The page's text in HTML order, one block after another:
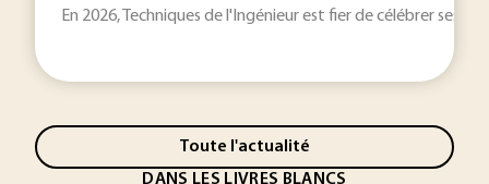
En 2026, Techniques de l'Ingénieur est fier de célébrer ses
Toute l'actualité
DANS LES LIVRES BLANCS